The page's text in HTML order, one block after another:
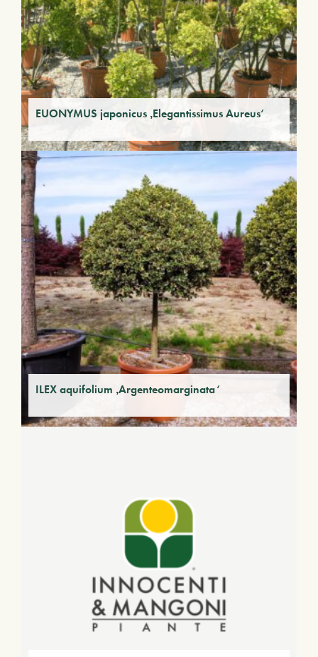
EUONYMUS japonicus ‚Elegantissimus Aureus‘
ILEX aquifolium ‚Argenteomarginata‘